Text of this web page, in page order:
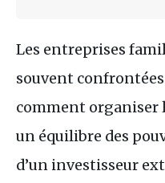
Les entreprises
souvent
comment organiser
un équilibre des
d’un investisseur